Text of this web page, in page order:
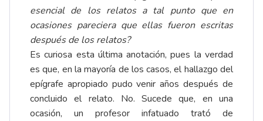
esencial de los relatos a tal punto que en
ocasiones pareciera que ellas fueron escritas
después de los relatos?
Es curiosa esta última anotación, pues la verdad
es que, en la mayoría de los casos, el hallazgo del
epígrafe apropiado pudo venir años después de
concluido el relato. No. Sucede que, en una
ocasión, un profesor infatuado trató de